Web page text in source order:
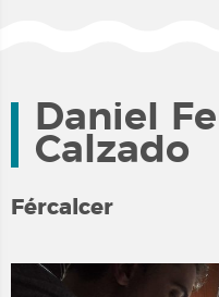
Daniel
Calzado
Fércalcer